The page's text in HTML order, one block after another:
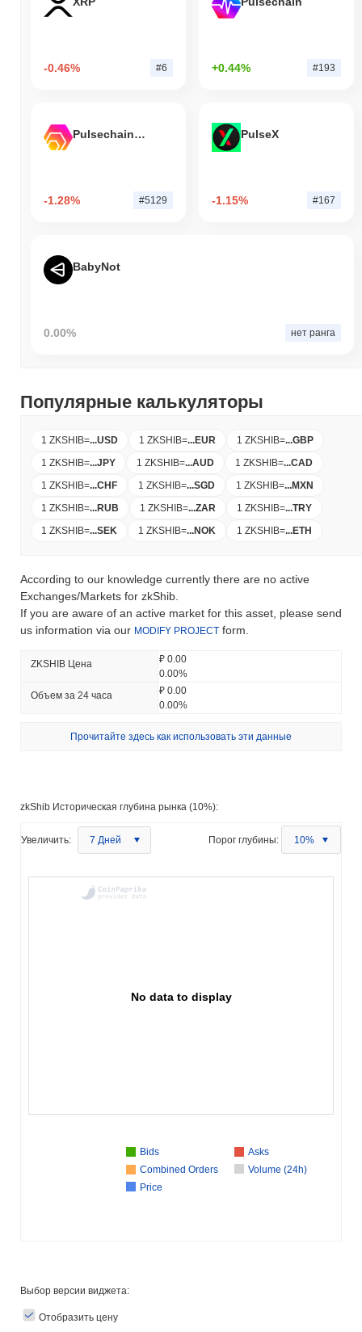
-0.46% #6 +0.44% #193
Pulsechain Bridged HEX (Pulsechain)
-1.28% #5129
PulseX
-1.15% #167
BabyNot
0.00% нет ранга
Популярные калькуляторы
1 ZKSHIB=...USD 1 ZKSHIB=...EUR 1 ZKSHIB=...GBP
1 ZKSHIB=...JPY 1 ZKSHIB=...AUD 1 ZKSHIB=...CAD
1 ZKSHIB=...CHF 1 ZKSHIB=...SGD 1 ZKSHIB=...MXN
1 ZKSHIB=...RUB 1 ZKSHIB=...ZAR 1 ZKSHIB=...TRY
1 ZKSHIB=...SEK 1 ZKSHIB=...NOK 1 ZKSHIB=...ETH
According to our knowledge currently there are no active
Exchanges/Markets for zkShib.
If you are aware of an active market for this asset, please send
us information via our MODIFY PROJECT form.
ZKSHIB Цена
₽ 0.00
0.00%
Объем за 24 часа
₽ 0.00
0.00%
Прочитайте здесь как использовать эти данные
zkShib Историческая глубина рынка (10%):
Увеличить: 7 Дней Порог глубины: 10%
No data to display
Bids
Asks
Combined Orders
Volume (24h)
Price
Выбор версии виджета:
Отобразить цену